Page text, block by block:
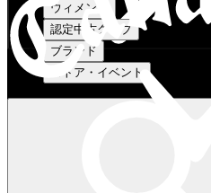
ウィメンズ
認定中古クラブ
ブランド
ストア・イベント